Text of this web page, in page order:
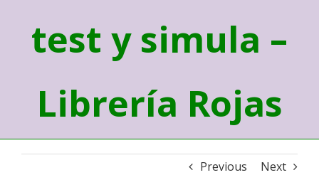
test y simula –
Librería Rojas
Previous Next